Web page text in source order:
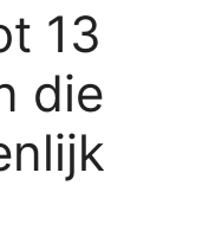
13
die